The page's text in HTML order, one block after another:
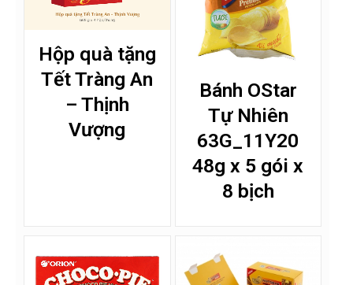
Hộp quà tặng
Tết Tràng An
– Thịnh
Vượng
Bánh OStar
Tự Nhiên
63G_11Y20
48g x 5 gói x
8 bịch